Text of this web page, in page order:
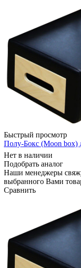
Быстрый просмотр
Полу-Бокс (Moon box)
Нет в наличии
Подобрать аналог
Наши менеджеры
выбранного Вами
Сравнить